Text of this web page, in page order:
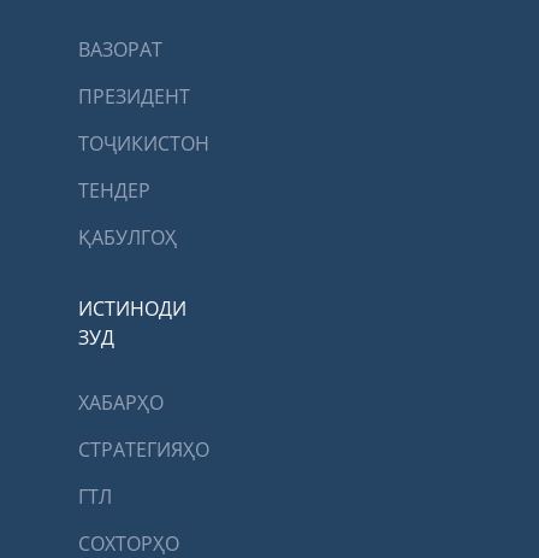
ВАЗОРАТ
ПРЕЗИДЕНТ
ТОҶИКИСТОН
ТЕНДЕР
ҚАБУЛГОҲ
ИСТИНОДИ
ЗУД
ХАБАРҲО
СТРАТЕГИЯҲО
ГТЛ
СОХТОРҲО